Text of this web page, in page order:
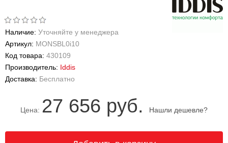
Наличие: Уточняйте у менеджера
Артикул: MONSBL0i10
Код товара: 430109
Производитель: Iddis
Доставка: Бесплатно
Цена: 27 656 руб. Нашли дешевле?